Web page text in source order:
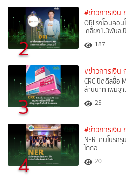
2
#ข่าวการเงิน
ORIเร่งโอนคอ
เกลี้ยง1.3พันล.
187
3
#ข่าวการเงิน
CRC ปิดดีลซื้อ
ล้านบาท เพิ่มฐ
25
4
#ข่าวการเงิน
NER เด่นโบรก
โตต่อ
20